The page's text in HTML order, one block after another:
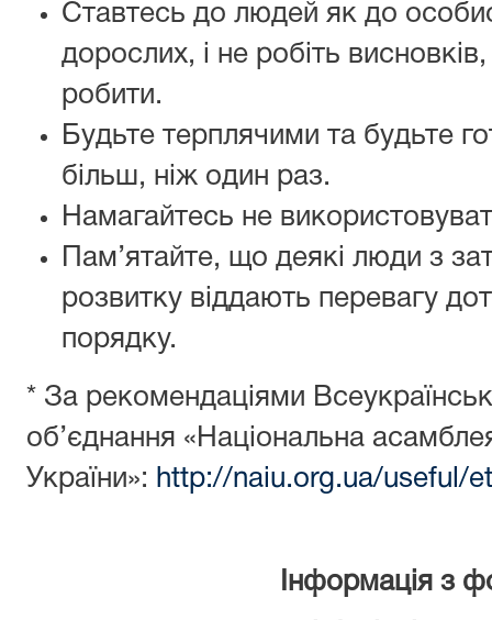
Ставтесь до людей як до
дорослих, і не робіть
робити.
Будьте терплячими та будьте
більш, ніж один раз.
Намагайтесь не
Пам’ятайте, що деякі люди з
розвитку віддають перевагу
порядку.
* За рекомендаціями
об’єднання «Національна
України»: http://naiu.org.ua/useful/
Інформація з